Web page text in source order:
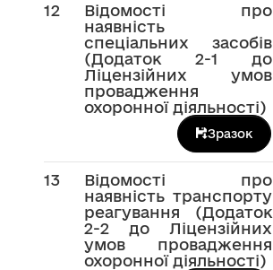
12
Відомості про
наявність
спеціальних засобів
(Додаток 2-1 до
Ліцензійних умов
провадження
охоронної діяльності)
Зразок
13
Відомості про
наявність транспорту
реагування (Додаток
2-2 до Ліцензійних
умов провадження
охоронної діяльності)